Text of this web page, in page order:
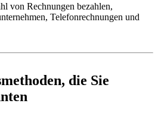
von Rechnungen bezahlen,
Telefonrechnungen und
die Sie